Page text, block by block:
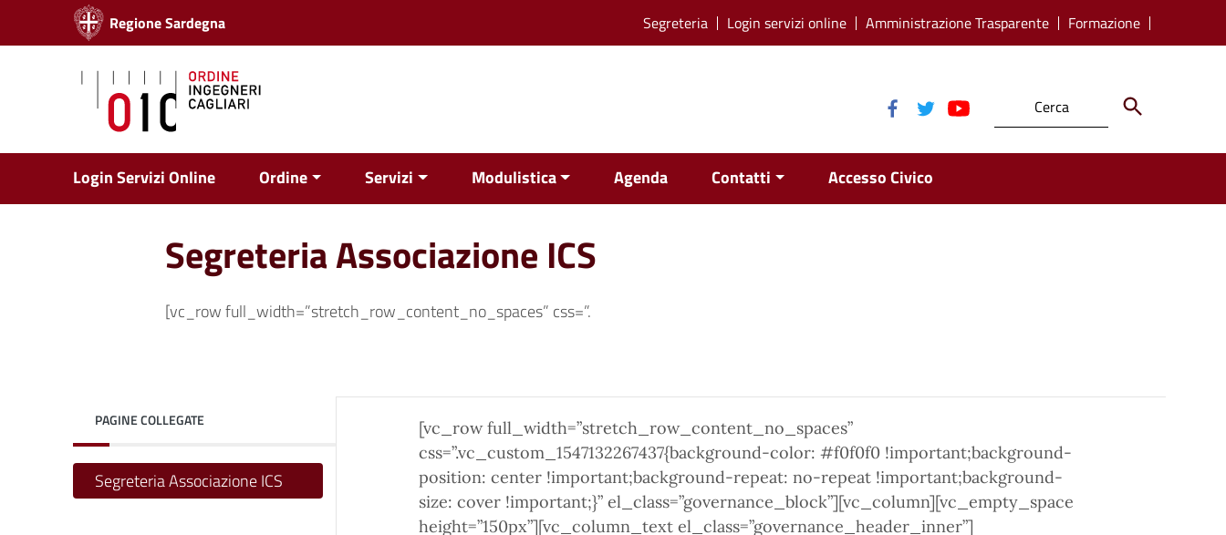
Vai ai contenuti
Vai al menu di navigazione
Regione Sardegna Segreteria Login servizi online Amministrazione Trasparente Formazione
Login Servizi Online Ordine Servizi Modulistica Agenda Contatti Accesso Civico
Segreteria Associazione ICS
[vc_row full_width=”stretch_row_content_no_spaces” css=”.
PAGINE COLLEGATE
Segreteria Associazione ICS
[vc_row full_width=”stretch_row_content_no_spaces”
css=”.vc_custom_1547132267437{background-color: #f0f0f0 !important;background-
position: center !important;background-repeat: no-repeat !important;background-
size: cover !important;}” el_class=”governance_block”][vc_column][vc_empty_space
height=”150px”][vc_column_text el_class=”governance_header_inner”]